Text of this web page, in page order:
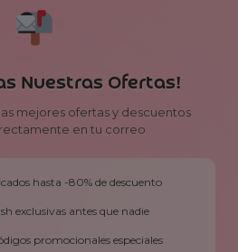
Nuestras Ofertas!
mejores ofertas y descuentos
en tu correo
hasta -80% de descuento
exclusivas antes que nadie
promocionales especiales